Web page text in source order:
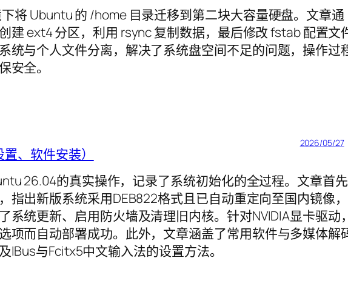
将 Ubuntu 的 /home 目录迁移到第二块大容量硬盘。文章通
建 ext4 分区，利用 rsync 复制数据，最后修改 fstab 配置文
统与个人文件分离，解决了系统盘空间不足的问题，操作过
安全。
、软件安装）
2026/05/27
26.04的真实操作，记录了系统初始化的全过程。文章首先
指出新版系统采用DEB822格式且已自动重定向至国内镜像，
系统更新、启用防火墙及清理旧内核。针对NVIDIA显卡驱动
项而自动部署成功。此外，文章涵盖了常用软件与多媒体解
IBus与Fcitx5中文输入法的设置方法。